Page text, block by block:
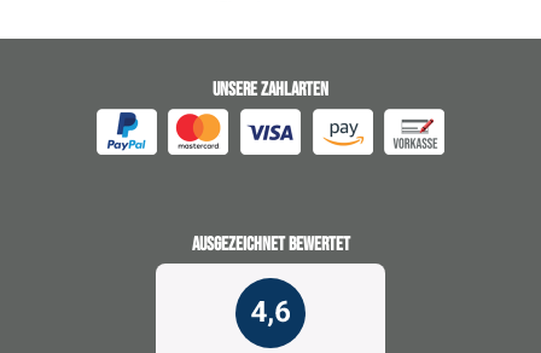
UNSERE ZAHLARTEN
AUSGEZEICHNET BEWERTET